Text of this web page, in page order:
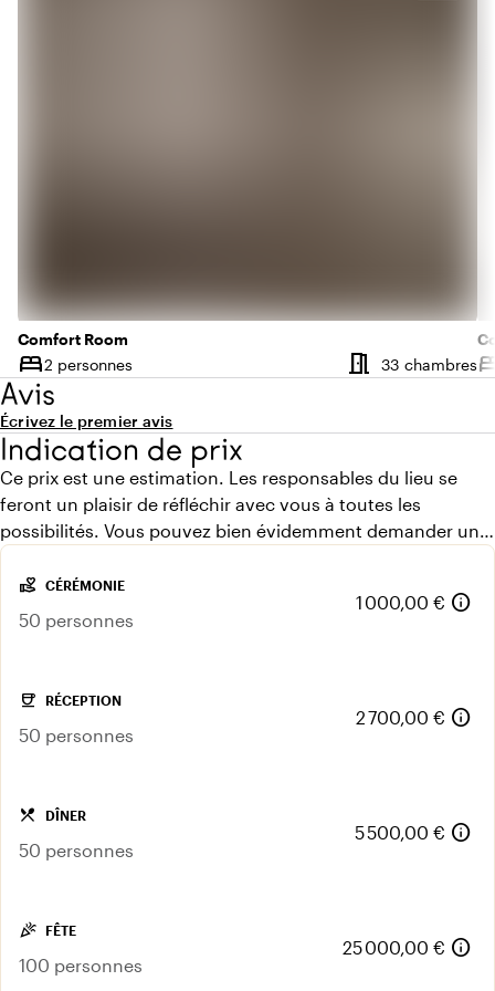
Comfort Room
bed
Capacité
2 personnes meeting_room 33 chambres
Avis
Écrivez le premier avis
Indication de prix
Ce prix est une estimation. Les responsables du lieu se
feront un plaisir de réfléchir avec vous à toutes les
possibilités. Vous pouvez bien évidemment demander un
volunteer_activism CÉRÉMONIE
50 personnes
1 000,00 € info
coffee RÉCEPTION
50 personnes
2 700,00 € info
local_dining DÎNER
50 personnes
5 500,00 € info
celebration FÊTE
100 personnes
25 000,00 € info